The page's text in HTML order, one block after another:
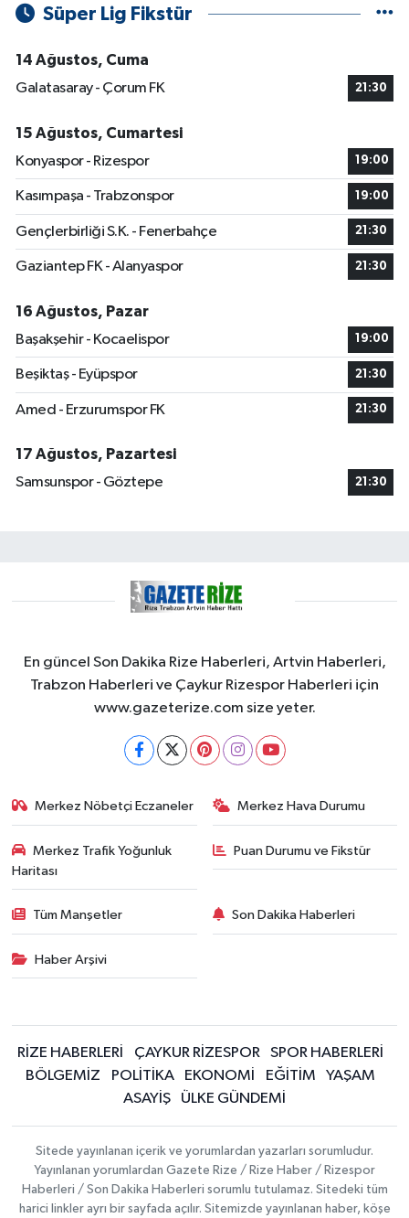
Süper Lig Fikstür
14 Ağustos, Cuma
Galatasaray - Çorum FK
21:30
15 Ağustos, Cumartesi
Konyaspor - Rizespor
19:00
Kasımpaşa - Trabzonspor 19:00
Gençlerbirliği S.K. - Fenerbahçe 21:30
Gaziantep FK - Alanyaspor 21:30
16 Ağustos, Pazar
Başakşehir - Kocaelispor
19:00
Beşiktaş - Eyüpspor 21:30
Amed - Erzurumspor FK 21:30
17 Ağustos, Pazartesi
Samsunspor - Göztepe
21:30
En güncel Son Dakika Rize Haberleri, Artvin Haberleri,
Trabzon Haberleri ve Çaykur Rizespor Haberleri için
www.gazeterize.com size yeter.
Merkez Nöbetçi Eczaneler Merkez Hava Durumu
Merkez Trafik Yoğunluk
Haritası
Puan Durumu ve Fikstür
Tüm Manşetler Son Dakika Haberleri
Haber Arşivi
RİZE HABERLERİ ÇAYKUR RİZESPOR
SPOR HABERLERİ
BÖLGEMİZ
POLİTİKA EKONOMİ EĞİTİM
YAŞAM
ASAYİŞ
ÜLKE GÜNDEMİ
Sitede yayınlanan içerik ve yorumlardan yazarları sorumludur.
Yayınlanan yorumlardan Gazete Rize / Rize Haber / Rizespor
Haberleri / Son Dakika Haberleri sorumlu tutulamaz. Sitedeki tüm
harici linkler ayrı bir sayfada açılır. Sitemizde yayınlanan haber, köşe